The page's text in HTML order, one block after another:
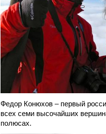
Федор Конюхов – первый
всех семи высочайших
полюсах.